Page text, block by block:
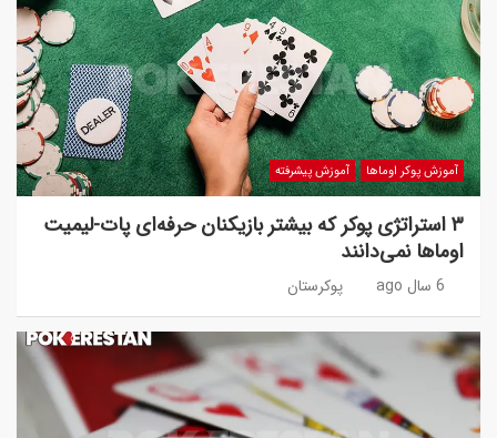
آموزش پوکر اوماها آموزش پیشرفته
۳ استراتژی پوکر که بیشتر بازیکنان حرفه‌ای پات-لیمیت
اوماها نمی‌دانند
6 سال ago پوکرستان